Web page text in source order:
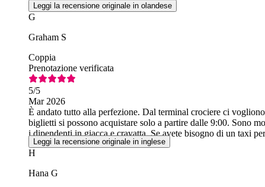
Leggi la recensione originale in olandese
G
Graham S
Coppia
Prenotazione verificata
5/5
Mar 2026
È andato tutto alla perfezione. Dal terminal crociere ci
biglietti si possono acquistare solo a partire dalle 9:00. Sono
i dipendenti in giacca e cravatta. Se avete bisogno di un taxi
Leggi la recensione originale in inglese
H
Hana G